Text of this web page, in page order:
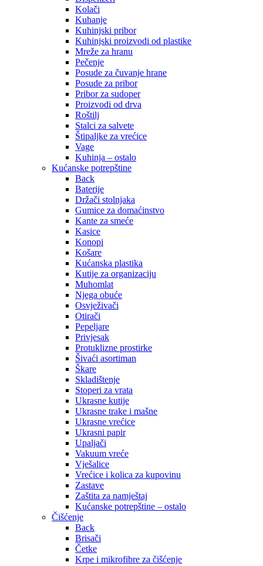
Kolači
Kuhanje
Kuhinjski pribor
Kuhinjski proizvodi od plastike
Mreže za hranu
Pečenje
Posude za čuvanje hrane
Posude za pribor
Pribor za sudoper
Proizvodi od drva
Roštilj
Stalci za salvete
Štipaljke za vrećice
Vage
Kuhinja – ostalo
Kućanske potrepštine
Back
Baterije
Držači stolnjaka
Gumice za domaćinstvo
Kante za smeće
Kasice
Konopi
Košare
Kućanska plastika
Kutije za organizaciju
Muhomlat
Njega obuće
Osvježivači
Otirači
Pepeljare
Privjesak
Protuklizne prostirke
Šivaći asortiman
Škare
Skladištenje
Stoperi za vrata
Ukrasne kutije
Ukrasne trake i mašne
Ukrasne vrećice
Ukrasni papir
Upaljači
Vakuum vreće
Vješalice
Vrećice i kolica za kupovinu
Zastave
Zaštita za namještaj
Kućanske potrepštine – ostalo
Čišćenje
Back
Brisači
Četke
Krpe i mikrofibre za čišćenje